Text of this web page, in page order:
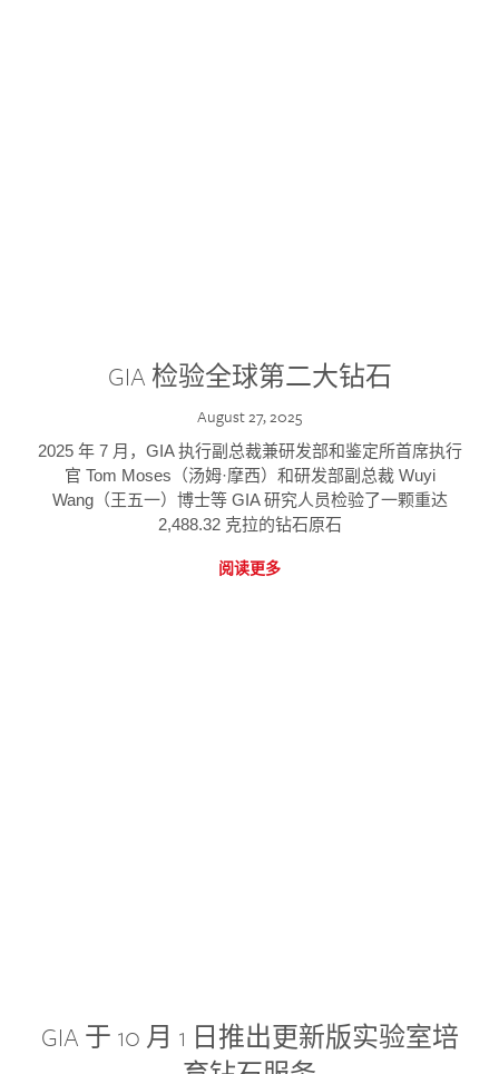
GIA 检验全球第二大钻石
August 27, 2025
2025 年 7 月，GIA 执行副总裁兼研发部和鉴定所首席执行
官 Tom Moses（汤姆·摩西）和研发部副总裁 Wuyi
Wang（王五一）博士等 GIA 研究人员检验了一颗重达
2,488.32 克拉的钻石原石
阅读更多
GIA 于 10 月 1 日推出更新版实验室培